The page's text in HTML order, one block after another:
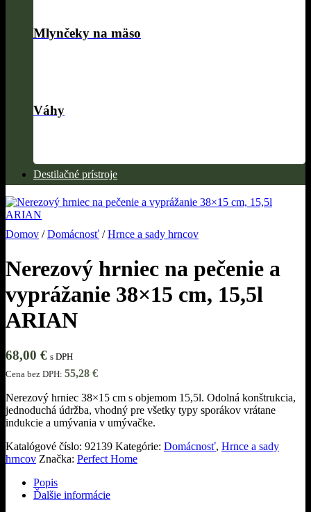
Mlynčeky na mäso
Váhy
Destilačné prístroje
Domov / Domácnosť / Hrnce a sady hrncov
Nerezový hrniec na pečenie a
vyprážanie 38×15 cm, 15,5l
ARIAN
68,00 € s DPH
Cena bez DPH: 55,28 €
Nerezový hrniec 38×15 cm s objemom 15,5l. Odolná konštrukcia,
jednoduchá údržba, vhodný pre všetky typy sporákov vrátane
indukcie a umývania v umývačke.
Katalógové číslo: 92139 Kategórie: Domácnosť, Hrnce a sady
hrncov Značka: Perfect Home
Popis
Ďalšie informácie